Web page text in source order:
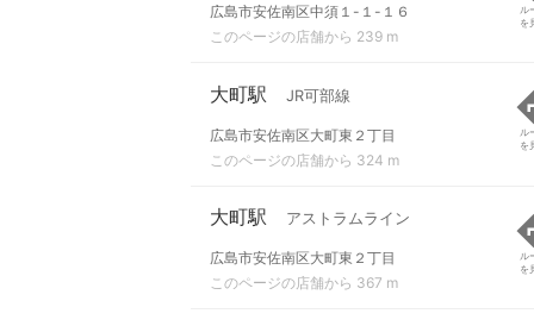
広島市安佐南区中須１-１-１６
このページの店舗から 239 m
ル
を
大町駅 JR可部線
広島市安佐南区大町東２丁目
このページの店舗から 324 m
ル
を
大町駅 アストラムライン
広島市安佐南区大町東２丁目
このページの店舗から 367 m
ル
を